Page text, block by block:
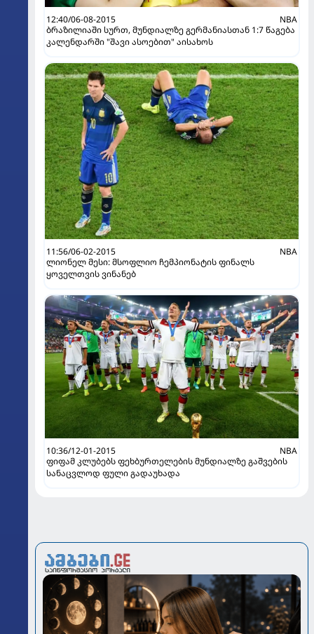
12:40/06-08-2015
NBA
ბრაზილიაში სურთ, მუნდიალზე გერმანიასთან 1:7 წაგება
კალენდარში "შავი ასოებით" აისახოს
11:56/06-02-2015
NBA
ლიონელ მესი: მსოფლიო ჩემპიონატის ფინალს
ყოველთვის ვინანებ
10:36/12-01-2015
NBA
ფიფამ კლუბებს ფეხბურთელების მუნდიალზე გაშვების
სანაცვლოდ ფული გადაუხადა